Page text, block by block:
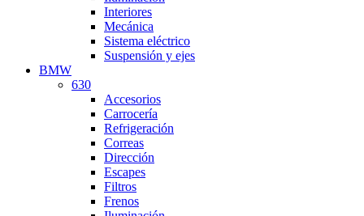
Interiores
Mecánica
Sistema eléctrico
Suspensión y ejes
BMW
630
Accesorios
Carrocería
Refrigeración
Correas
Dirección
Escapes
Filtros
Frenos